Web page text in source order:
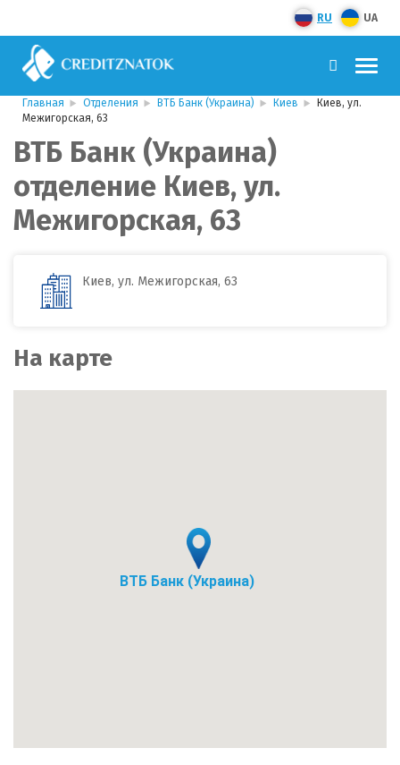
RU UA
Главная Отделения ВТБ Банк (Украина) Киев
Киев, ул.
Межигорская, 63
ВТБ Банк (Украина)
отделение Киев, ул.
Межигорская, 63
Киев, ул. Межигорская, 63
На карте
ВТБ Банк (Украина)